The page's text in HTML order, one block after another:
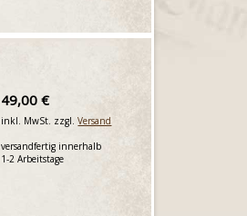
49,00 €
inkl. MwSt. zzgl.Versand
versandfertig innerhalb
1-2 Arbeitstage